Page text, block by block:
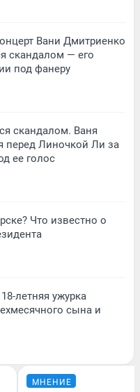
Вани Дмитриенко
скандалом — его
под фанеру
скандалом. Ваня
перед Линочкой Ли за
ее голос
Что известно о
летняя ужурка
сына и
МНЕНИЕ